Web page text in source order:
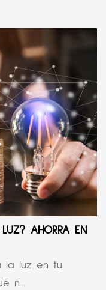
AHORRA EN
la luz en tu
n...